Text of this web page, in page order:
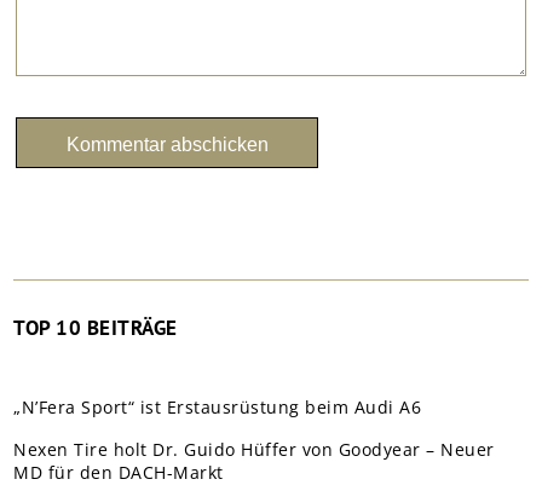
TOP 10 BEITRÄGE
„N’Fera Sport“ ist Erstausrüstung beim Audi A6
Nexen Tire holt Dr. Guido Hüffer von Goodyear – Neuer
MD für den DACH-Markt